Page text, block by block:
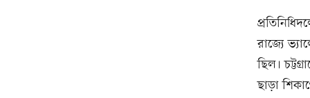
রাজ্যে
ছিল।
ছাড়া